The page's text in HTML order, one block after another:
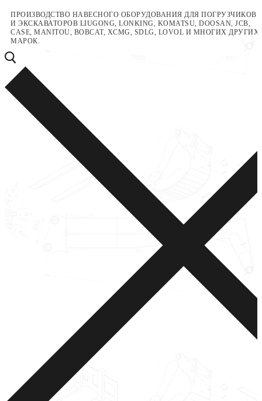
Перейти
содержимому
Меню
Закрыть
ПРОИЗВОДСТВО НАВЕСНОГО ОБОРУДОВАНИЯ ДЛЯ ПОГРУЗЧИКОВ
И ЭКСКАВАТОРОВ LIUGONG, LONKING, KOMATSU, DOOSAN, JCB,
CASE, MANITOU, BOBCAT, XCMG, SDLG, LOVOL И МНОГИХ ДРУГИХ
МАРОК.